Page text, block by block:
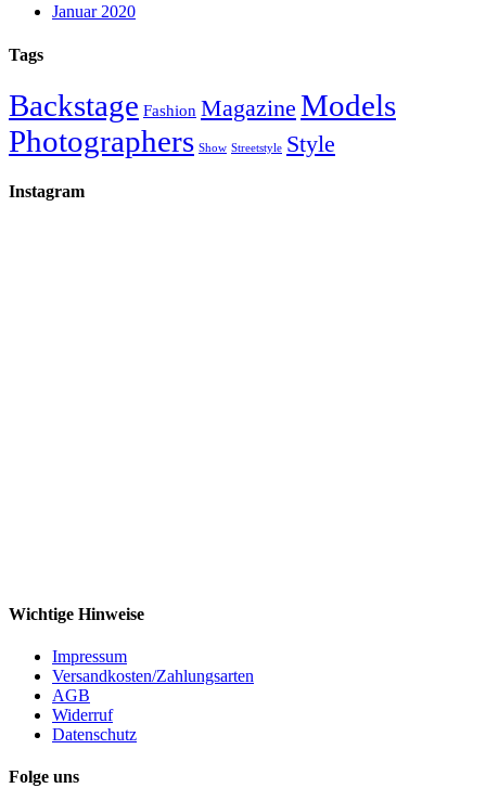
Januar 2020
Tags
Backstage Fashion Magazine Models
Photographers Show Streetstyle Style
Instagram
Wichtige Hinweise
Impressum
Versandkosten/Zahlungsarten
AGB
Widerruf
Datenschutz
Folge uns